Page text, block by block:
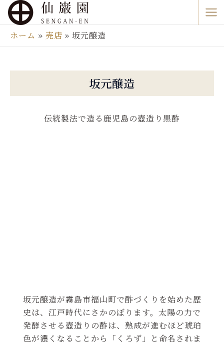
ホーム 売店 坂元醸造
坂元醸造
伝統製法で造る鹿児島の壺造り黒酢
坂元醸造が霧島市福山町で酢づくりを始めた歴
史は、江戸時代にさかのぼります。太陽の力で
発酵させる壺造りの酢は、熟成が進むほど琥珀
色が濃くなることから「くろず」と命名されま